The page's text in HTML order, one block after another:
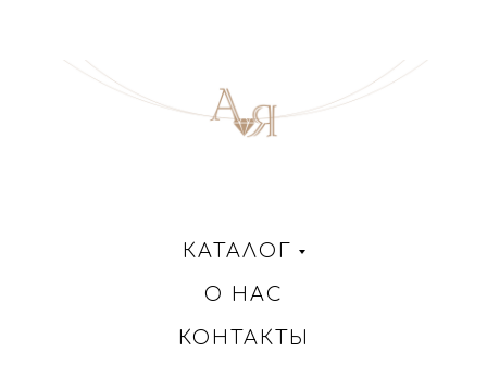
КАТАЛОГ
О НАС
КОНТАКТЫ